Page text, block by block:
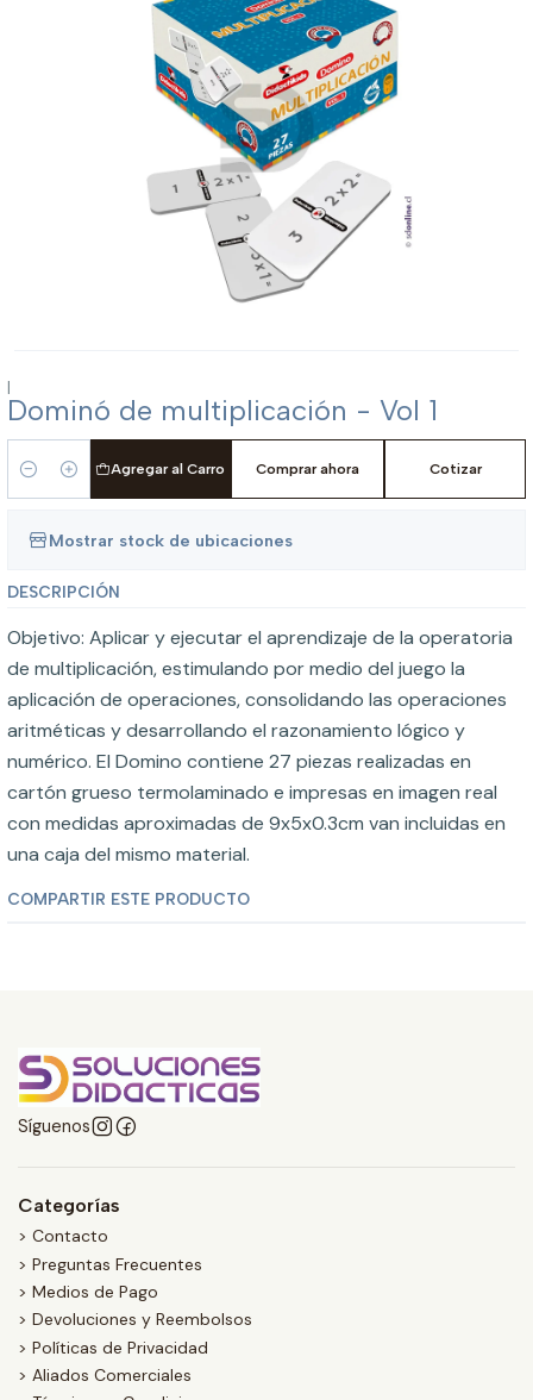
|
Dominó de multiplicación - Vol 1
Cantidad
Agregar al Carro Comprar ahora Cotizar
Mostrar stock de ubicaciones
DESCRIPCIÓN
Objetivo: Aplicar y ejecutar el aprendizaje de la operatoria
de multiplicación, estimulando por medio del juego la
aplicación de operaciones, consolidando las operaciones
aritméticas y desarrollando el razonamiento lógico y
numérico. El Domino contiene 27 piezas realizadas en
cartón grueso termolaminado e impresas en imagen real
con medidas aproximadas de 9x5x0.3cm van incluidas en
una caja del mismo material.
COMPARTIR ESTE PRODUCTO
Síguenos
Categorías
> Contacto
> Preguntas Frecuentes
> Medios de Pago
> Devoluciones y Reembolsos
> Políticas de Privacidad
> Aliados Comerciales